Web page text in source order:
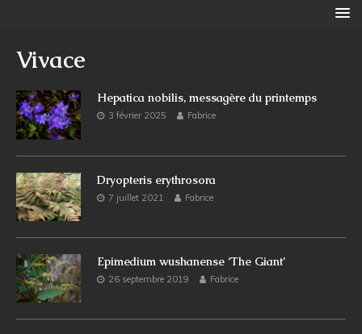
Vivace
Hepatica nobilis, messagère du printemps
3 février 2025 Fabrice
Dryopteris erythrosora
7 juillet 2021 Fabrice
Epimedium wushanense ‘The Giant’
26 septembre 2019 Fabrice